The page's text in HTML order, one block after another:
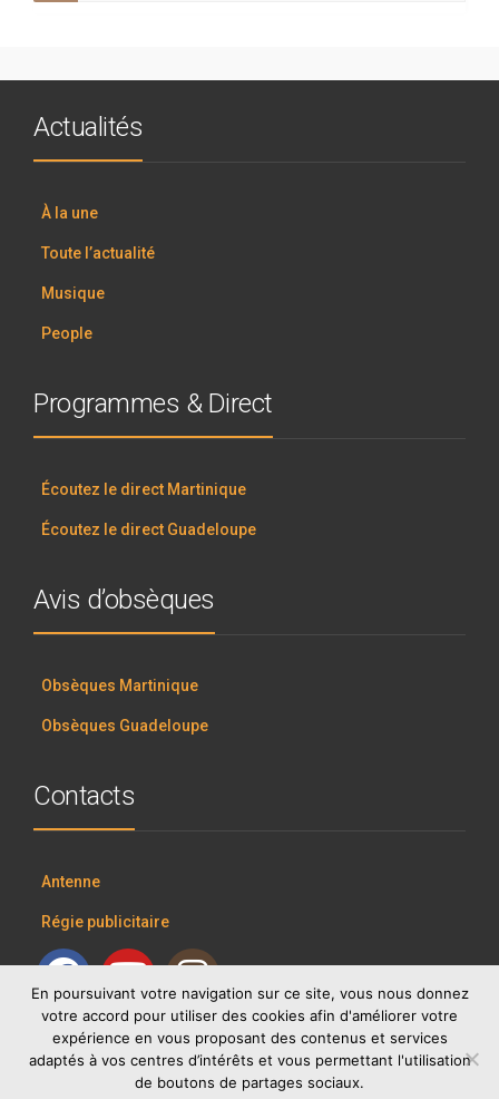
Actualités
À la une
Toute l’actualité
Musique
People
Programmes & Direct
Écoutez le direct Martinique
Écoutez le direct Guadeloupe
Avis d’obsèques
Obsèques Martinique
Obsèques Guadeloupe
Contacts
Antenne
Régie publicitaire
En poursuivant votre navigation sur ce site, vous nous donnez
votre accord pour utiliser des cookies afin d'améliorer votre
expérience en vous proposant des contenus et services
adaptés à vos centres d’intérêts et vous permettant l'utilisation
de boutons de partages sociaux.